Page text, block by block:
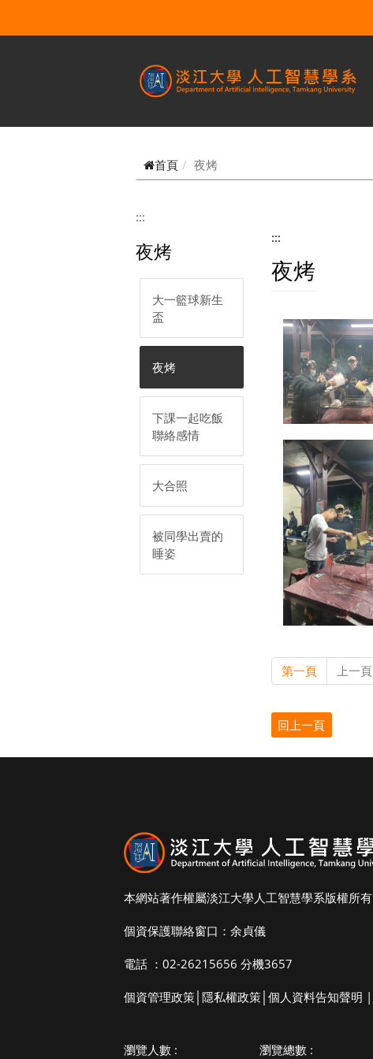
首頁 夜烤
:::
夜烤
大一籃球新生
盃
夜烤
下課一起吃飯
聯絡感情
大合照
被同學出賣的
睡姿
:::
夜烤
第一頁 上一頁
本網站著作權屬淡江大學人工智慧學系版權所有
個資保護聯絡窗口：余貞儀
電話 ：02-26215656 分機3657
個資管理政策 隱私權政策 個人資料告知聲明 |
瀏覽人數 : 瀏覽總數 :